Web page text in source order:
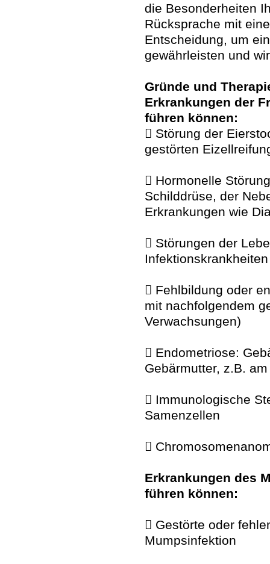
die Besonderheiten
Rücksprache mit
Entscheidung, um
gewährleisten und
Gründe und
Erkrankungen der
führen können:
 Störung der
gestörten
 Hormonelle
Schilddrüse, der
Erkrankungen wie
 Störungen der
Infektionskrankheiten
 Fehlbildung oder
mit nachfolgendem
Verwachsungen)
 Endometriose:
Gebärmutter, z.B.
 Immunologische
Samenzellen

Erkrankungen des
führen können:
 Gestörte oder
Mumpsinfektion